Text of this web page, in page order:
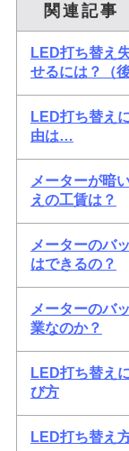
関連記事
LED打ち替え
せるには？（後
LED打ち替え
由は…
メーターが暗
えの工賃は？
メーターのバ
はできるの？
メーターのバ
業なのか？
LED打ち替え
び方
LED打ち替え